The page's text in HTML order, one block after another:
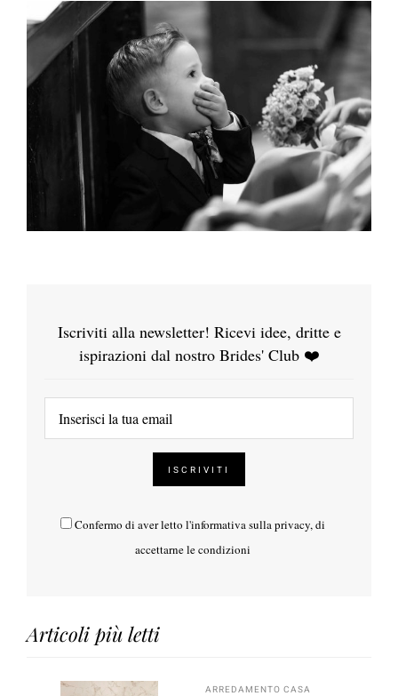
Iscriviti alla newsletter! Ricevi idee, dritte e
ispirazioni dal nostro Brides' Club ❤️
Confermo di aver letto l'informativa sulla privacy, di
accettarne le condizioni
Articoli più letti
ARREDAMENTO CASA